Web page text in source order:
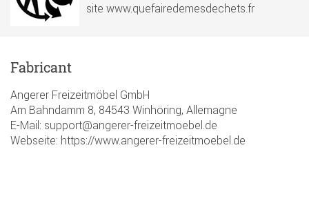
site www.quefairedemesdechets.fr
Fabricant
Angerer Freizeitmöbel GmbH
Am Bahndamm 8, 84543 Winhöring, Allemagne
E-Mail: support@angerer-freizeitmoebel.de
Webseite: https://www.angerer-freizeitmoebel.de